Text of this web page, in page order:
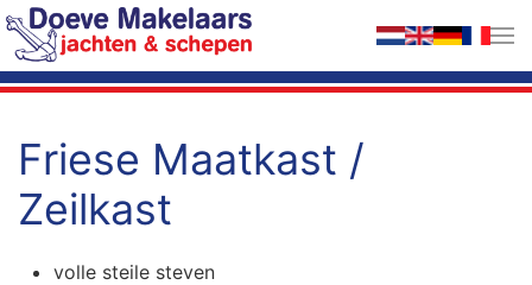
Terug naar hoofdinhoud
Friese Maatkast /
Zeilkast
volle steile steven